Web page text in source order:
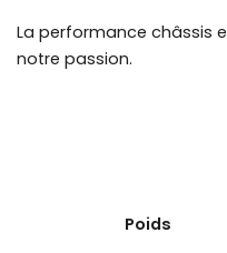
La performance châssis
notre passion.
Poids